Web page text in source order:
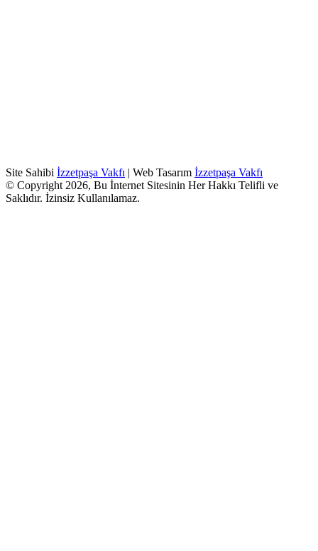
Site Sahibi İzzetpaşa Vakfı | Web Tasarım İzzetpaşa Vakfı
© Copyright 2026, Bu İnternet Sitesinin Her Hakkı Telifli ve
Saklıdır. İzinsiz Kullanılamaz.